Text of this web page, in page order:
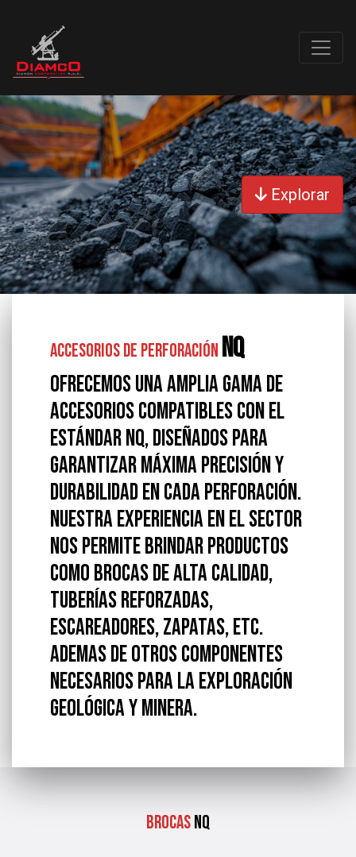
Explorar
Accesorios de Perforación NQ
Ofrecemos una amplia gama de
accesorios compatibles con el
estándar NQ, diseñados para
garantizar máxima precisión y
durabilidad en cada perforación.
Nuestra experiencia en el sector
nos permite brindar productos
como brocas de alta calidad,
tuberías reforzadas,
escareadores, zapatas, etc.
Ademas de otros componentes
necesarios para la exploración
geológica y minera.
BrocasNQ